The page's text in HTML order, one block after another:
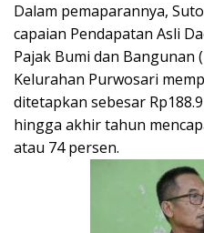
Dalam pemaparannya,
capaian Pendapatan Asli
Pajak Bumi dan Bangunan
Kelurahan Purwosari
ditetapkan sebesar
hingga akhir tahun
atau 74 persen.